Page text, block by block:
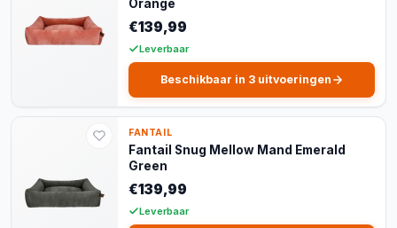
Orange
€139,99
Leverbaar
Beschikbaar in 3 uitvoeringen
FANTAIL
Fantail Snug Mellow Mand Emerald
Green
€139,99
Leverbaar